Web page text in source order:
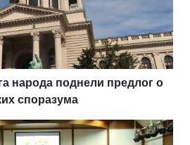
народа поднели предлог о
споразума